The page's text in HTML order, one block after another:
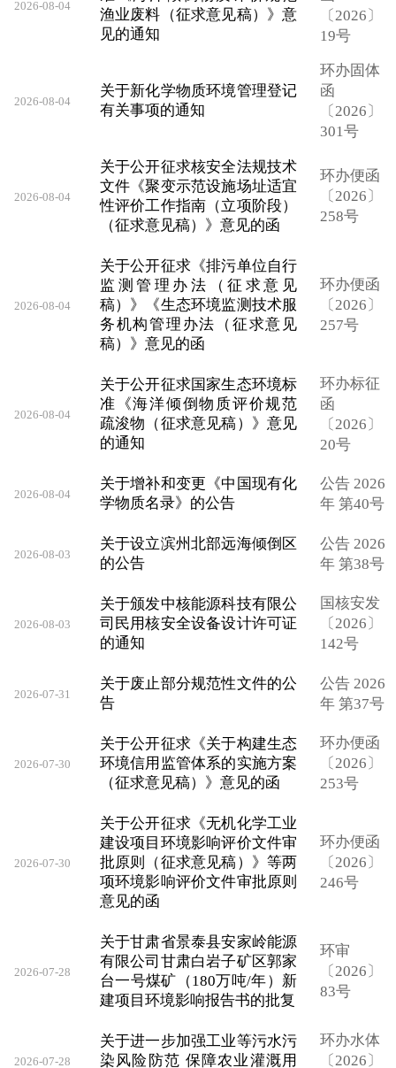
2026-08-04
渔业废料（征求意见稿）》意
见的通知
〔2026〕
19号
2026-08-04
关于新化学物质环境管理登记
有关事项的通知
环办固体
函
〔2026〕
301号
2026-08-04
关于公开征求核安全法规技术
文件《聚变示范设施场址适宜
性评价工作指南（立项阶段）
（征求意见稿）》意见的函
环办便函
〔2026〕
258号
2026-08-04
关于公开征求《排污单位自行
监测管理办法（征求意见
稿）》《生态环境监测技术服
务机构管理办法（征求意见
稿）》意见的函
环办便函
〔2026〕
257号
2026-08-04
关于公开征求国家生态环境标
准《海洋倾倒物质评价规范
疏浚物（征求意见稿）》意见
的通知
环办标征
函
〔2026〕
20号
2026-08-04
关于增补和变更《中国现有化
学物质名录》的公告
公告 2026
年 第40号
2026-08-03
关于设立滨州北部远海倾倒区
的公告
公告 2026
年 第38号
2026-08-03
关于颁发中核能源科技有限公
司民用核安全设备设计许可证
的通知
国核安发
〔2026〕
142号
2026-07-31
关于废止部分规范性文件的公
告
公告 2026
年 第37号
2026-07-30
关于公开征求《关于构建生态
环境信用监管体系的实施方案
（征求意见稿）》意见的函
环办便函
〔2026〕
253号
2026-07-30
关于公开征求《无机化学工业
建设项目环境影响评价文件审
批原则（征求意见稿）》等两
项环境影响评价文件审批原则
意见的函
环办便函
〔2026〕
246号
2026-07-28
关于甘肃省景泰县安家岭能源
有限公司甘肃白岩子矿区郭家
台一号煤矿（180万吨/年）新
建项目环境影响报告书的批复
环审
〔2026〕
83号
2026-07-28
关于进一步加强工业等污水污
染风险防范 保障农业灌溉用
环办水体
〔2026〕